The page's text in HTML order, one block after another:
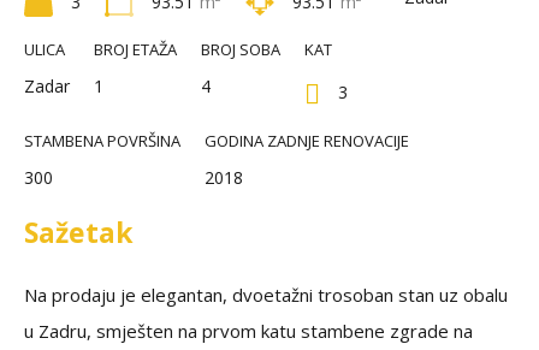
ULICA
Zadar
BROJ ETAŽA
1
BROJ SOBA
4
KAT
3
STAMBENA POVRŠINA
300
GODINA ZADNJE RENOVACIJE
2018
Sažetak
Na prodaju je elegantan, dvoetažni trosoban stan uz obalu
u Zadru, smješten na prvom katu stambene zgrade na